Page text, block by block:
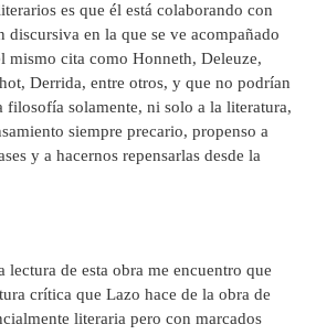
es que él está colaborando con
discursiva en la que se ve acompañado
mismo cita como Honneth, Deleuze,
Derrida, entre otros, y que no podrían
filosofía solamente, ni solo a la literatura,
siempre precario, propenso a
y a hacernos repensarlas desde la
lectura de esta obra me encuentro que
crítica que Lazo hace de la obra de
literaria pero con marcados